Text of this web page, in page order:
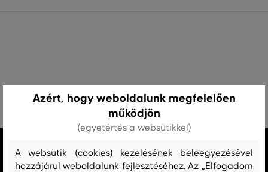
MINDEN RAKTÁRON
A webáruházban lévő összes áru raktáron van.
Azért, hogy weboldalunk megfelelően
működjön
(egyetértés a websütikkel)
A websütik (cookies) kezelésének beleegyezésével
hozzájárul weboldalunk fejlesztéséhez. Az „Elfogadom